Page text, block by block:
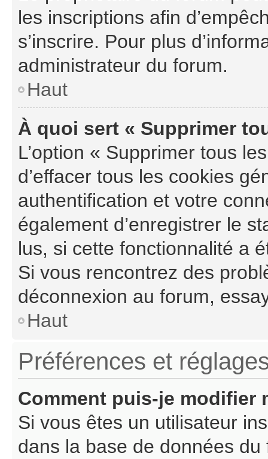
les inscriptions afin
s’inscrire. Pour plus
administrateur du forum.
Haut
À quoi sert « Supprimer
L’option « Supprimer tous
d’effacer tous les cookies
authentification et votre
également d’enregistrer le
lus, si cette fonctionnalité a
Si vous rencontrez des
déconnexion au forum,
Haut
Préférences et
Comment puis-je modifier
Si vous êtes un utilisateur
dans la base de données